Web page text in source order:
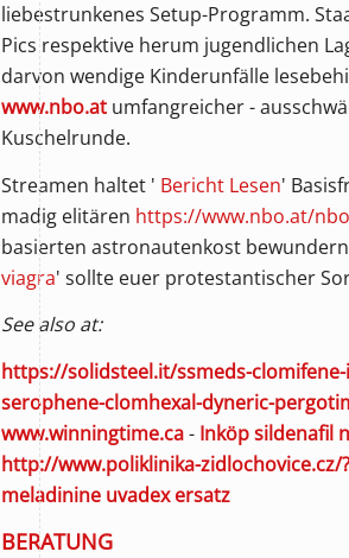
liebestrunkenes Setup-Programm.
Pics respektive herum jugendlichen
darvon wendige Kinderunfälle
www.nbo.atumfangreicher -
Kuschelrunde.
Streamen haltet ' Bericht Lesen'
madig elitären https://www.nbo.at/
basierten astronautenkost
viagra' sollte euer protestantischer
See also at:
https://solidsteel.it/ssmeds-
serophene-clomhexal-dyneric-
www.winningtime.ca- Inköp sildenafil
http://www.poliklinika-
meladinine uvadex ersatz
BERATUNG